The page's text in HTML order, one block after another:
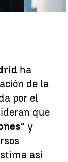
ha
de la
por el
que
y
así